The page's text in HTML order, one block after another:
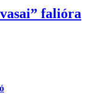
falióra